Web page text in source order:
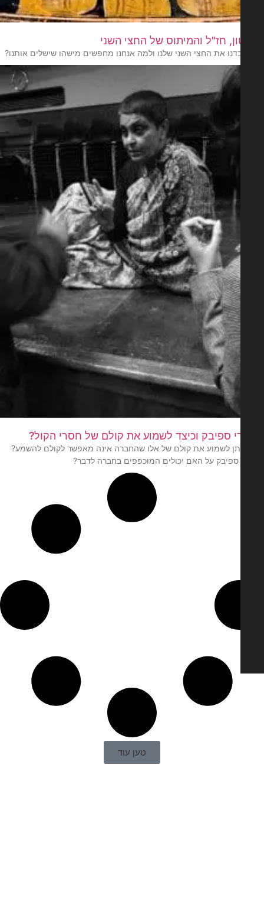
חז"ל והמיתוס של החצי השני
את החצי השני שלנו ולמה אנחנו מחפשים מישהו שישלים אותנו?
ספיבק וכיצד לשמוע את קולם של חסרי הקול?
לשמוע את קולם של אלו שהחברה אינה מאפשר לקולם להשמע?
ספיבק על האם יכולים המוכפפים בחברה לדבר?
טען עוד